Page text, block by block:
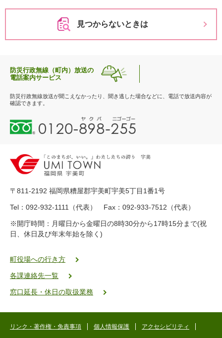
見つからないときは
防災行政無線（町内）放送の
電話案内サービス
防災行政無線放送が聞こえなかったり、聞き逃した場合などに、電話で放送内容が
確認できます。
0
1
-
8
-
5
5
ク
二
ゴ
〒811-2192 福岡県糟屋郡宇美町宇美5丁目1番1号
Tel：092-932-1111（代表） Fax：092-933-7512（代表）
※開庁時間：月曜日から金曜日の8時30分から17時15分まで(祝
日、休日及び年末年始を除く)
町役場への行き方
各課連絡先一覧
窓口延長・休日の取扱業務
リンク・著作権・免責事項 個人情報保護 アクセシビリティ